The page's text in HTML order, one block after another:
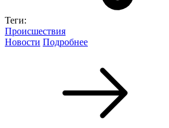
Теги:
Происшествия
Новости Подробнее